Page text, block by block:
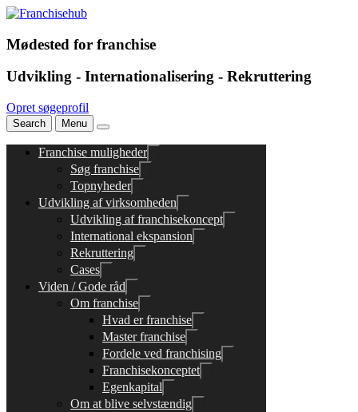
Mødested for franchise
Udvikling - Internationalisering - Rekruttering
Opret søgeprofil
Search Menu
Franchise muligheder
Søg franchise
Topnyheder
Udvikling af virksomheden
Udvikling af franchisekoncept
International ekspansion
Rekruttering
Cases
Viden / Gode råd
Om franchise
Hvad er franchise
Master franchise
Fordele ved franchising
Franchisekonceptet
Egenkapital
Om at blive selvstændig